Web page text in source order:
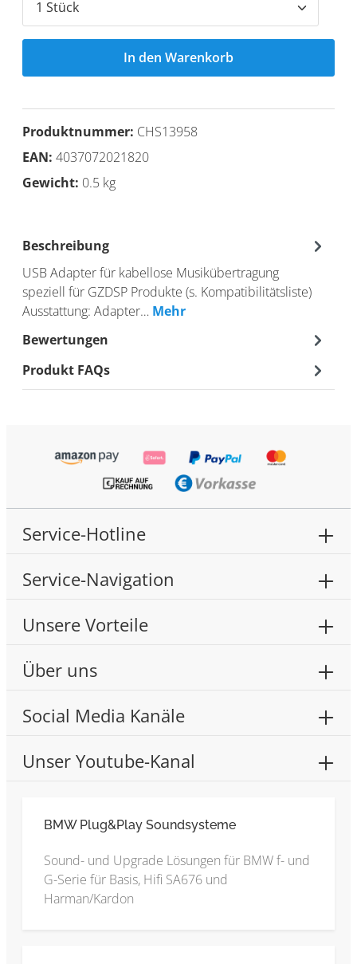
In den Warenkorb
Produktnummer: CHS13958
EAN: 4037072021820
Gewicht: 0.5 kg
Beschreibung
USB Adapter für kabellose Musikübertragung
speziell für GZDSP Produkte (s. Kompatibilitätsliste)
Ausstattung: Adapter… Mehr
Bewertungen
Produkt FAQs
Service-Hotline
Service-Navigation
Unsere Vorteile
Über uns
Social Media Kanäle
Unser Youtube-Kanal
BMW Plug&Play Soundsysteme
Sound- und Upgrade Lösungen für BMW f- und
G-Serie für Basis, Hifi SA676 und
Harman/Kardon